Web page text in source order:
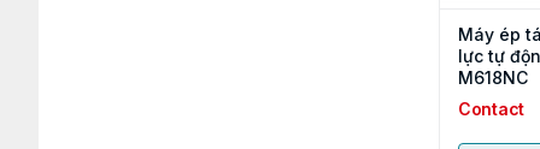
Máy ép
lực tự
M618NC
Contact